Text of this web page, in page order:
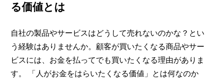
る価値とは
自社の製品やサービスはどうして売れないのかな？とい
う経験はありませんか。顧客が買いたくなる商品やサー
ビスには、お金を払ってでも買いたくなる理由がありま
す。 「人がお金をはらいたくなる価値」とは何なのか